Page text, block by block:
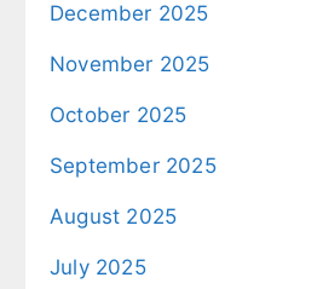
December 2025
November 2025
October 2025
September 2025
August 2025
July 2025